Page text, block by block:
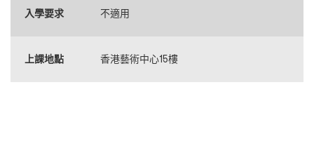
入學要求 不適用
上課地點 香港藝術中心15樓